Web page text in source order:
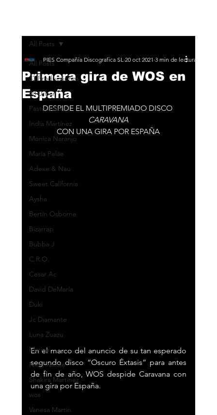
All Posts
33 Producciones
40 Urban
Pastora Soler
India Martínez
Monica Naranjo
María Peláe
Adexe & Nau
Sweet California
Aysha
Bertín Osborne
Bizarrap
Bubba J
C.R.O.
Cesar Ac
David DeMaría
Duki
Jc Diamante
Luna Zuazu
Marina
Nicki Nicole
Shakira Martínez
wos
Vanesa Martín
All Posts
Primera gira de WOS en
España
PIES Compañía Discografica SL 20 oct 2021 3 min de lectura
DESPIDE EL MULTIPREMIADO DISCO
CARAVANA
CON UNA GIRA POR ESPAÑA
En el marco del anuncio de su tan esperado
segundo disco “Oscuro Éxtasis” para antes
de fin de año, WOS despide Caravana con
una gira por España.